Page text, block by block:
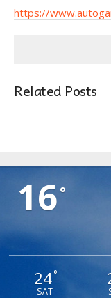
https://
Related Posts
16°
24°
SAT